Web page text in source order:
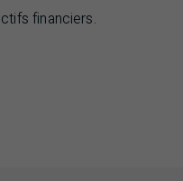
financiers.